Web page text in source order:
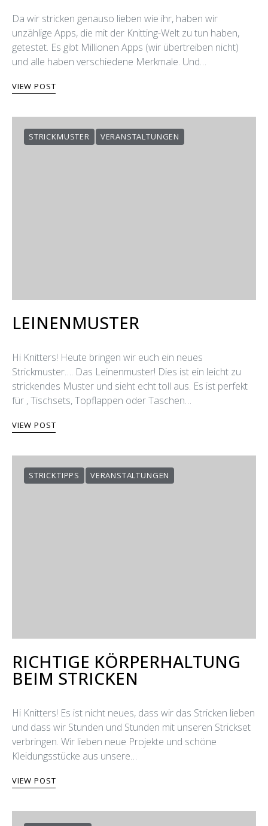
Da wir stricken genauso lieben wie ihr, haben wir
unzählige Apps, die mit der Knitting-Welt zu tun haben,
getestet. Es gibt Millionen Apps (wir übertreiben nicht)
und alle haben verschiedene Merkmale. Und…
VIEW POST
STRICKMUSTER VERANSTALTUNGEN
LEINENMUSTER
Hi Knitters! Heute bringen wir euch ein neues
Strickmuster…. Das Leinenmuster! Dies ist ein leicht zu
strickendes Muster und sieht echt toll aus. Es ist perfekt
für , Tischsets, Topflappen oder Taschen…
VIEW POST
STRICKTIPPS VERANSTALTUNGEN
RICHTIGE KÖRPERHALTUNG
BEIM STRICKEN
Hi Knitters! Es ist nicht neues, dass wir das Stricken lieben
und dass wir Stunden und Stunden mit unseren Strickset
verbringen. Wir lieben neue Projekte und schöne
Kleidungsstücke aus unsere…
VIEW POST